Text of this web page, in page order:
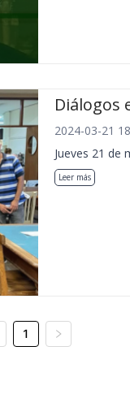
Diálogos
2024-03-21
Jueves 21 de
Leer más
1